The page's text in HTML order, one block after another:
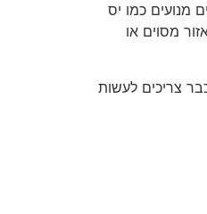
מנועים כמו יס
מסוים או
צריכים לעשות